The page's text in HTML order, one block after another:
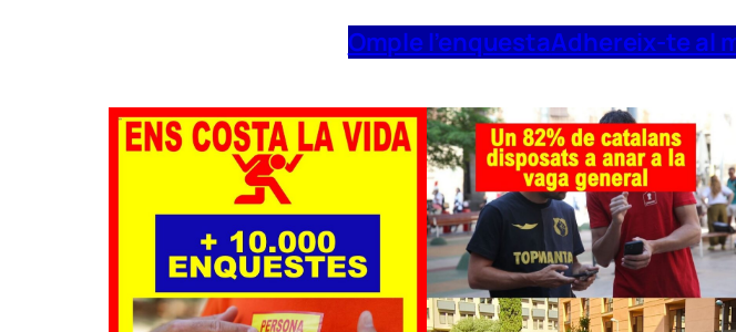
Omple l’enquestaAdhereix-te al